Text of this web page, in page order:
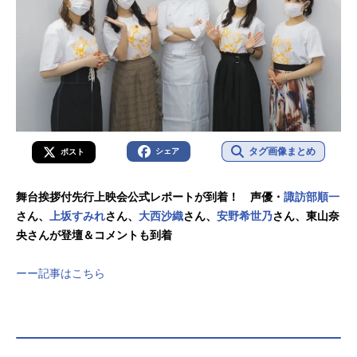
ポスト シェア タグ画像まとめ
舞台挨拶付先行上映会公式レポートが到着！ 声優・ 諏訪部順一
さん、
上坂すみれさん、 大西沙織さん、 安野希世乃さん、東山奈
央さんが登壇＆コメントも到着
ーー記事はこちら